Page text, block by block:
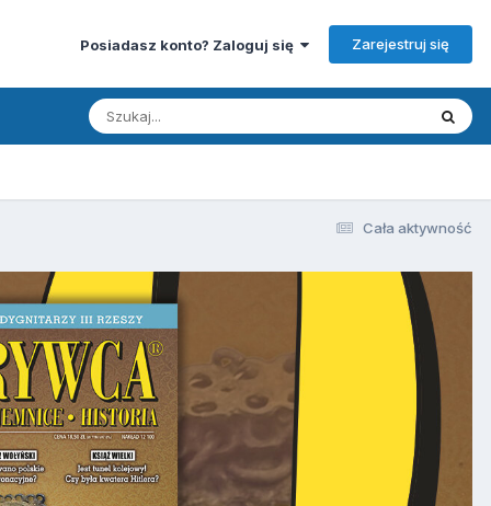
Posiadasz konto? Zaloguj się Zarejestruj się
Cała aktywność